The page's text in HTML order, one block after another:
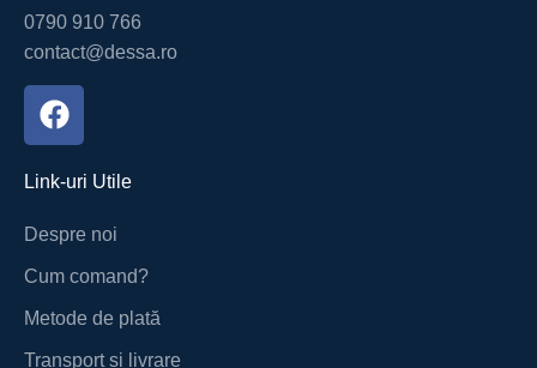
0790 910 766
contact@dessa.ro
Link-uri Utile
Despre noi
Cum comand?
Metode de plată
Transport si livrare